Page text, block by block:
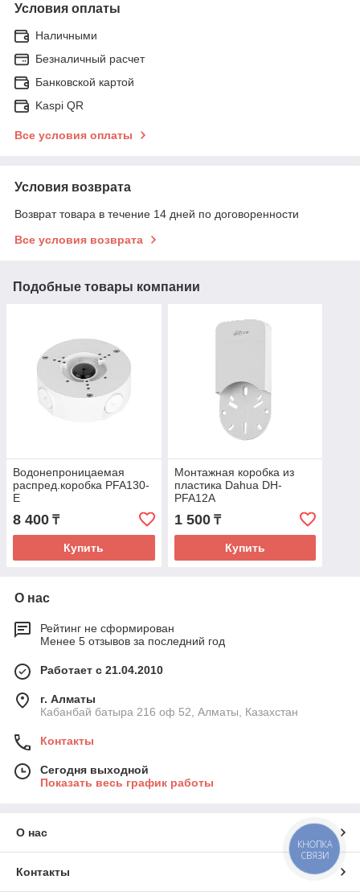
Условия оплаты
Наличными
Безналичный расчет
Банковской картой
Kaspi QR
Все условия оплаты
Условия возврата
Возврат товара в течение 14 дней по договоренности
Все условия возврата
Подобные товары компании
Водонепроницаемая
распред.коробка PFA130-
E
8 400 ₸
Купить
Монтажная коробка из
пластика Dahua DH-
PFA12A
1 500₸
Купить
О нас
Рейтинг не сформирован
Менее 5 отзывов за последний год
Работает с 21.04.2010
г. Алматы
Кабанбай батыра 216 оф 52, Алматы, Казахстан
Контакты
Сегодня выходной
Показать весь график работы
О нас
Контакты
КНОПКА
СВЯЗИ